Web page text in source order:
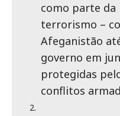
como parte
terrorismo –
Afeganistão
governo em
protegidas
conflitos